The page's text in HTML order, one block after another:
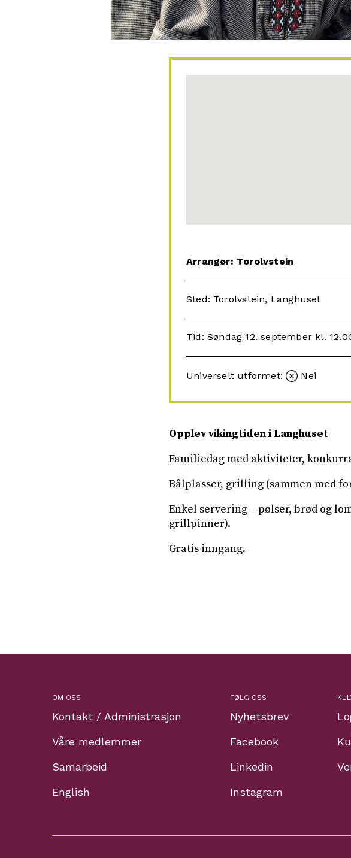
Arrangør: Torolvstein
Sted: Torolvstein, Langhuset
Tid: Søndag 12. september kl.
Universelt utformet: Nei
Opplev vikingtiden i Langhuset
Familiedag med aktiviteter,
Bålplasser, grilling (sammen med
Enkel servering – pølser, brød og
grillpinner).
Gratis inngang.
OM OSS
Kontakt / Administrasjon
Våre medlemmer
Samarbeid
English
FØLG OSS
Nyhetsbrev
Facebook
Linkedin
Instagram